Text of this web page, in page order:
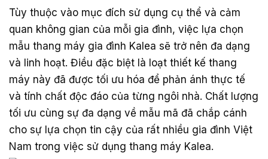
Tùy thuộc vào mục đích sử dụng cụ thể và cảm
quan không gian của mỗi gia đình, việc lựa chọn
mẫu thang máy gia đình Kalea sẽ trở nên đa dạng
và linh hoạt. Điều đặc biệt là loạt thiết kế thang
máy này đã được tối ưu hóa để phản ánh thực tế
và tính chất độc đáo của từng ngôi nhà. Chất lượng
tối ưu cùng sự đa dạng về mẫu mã đã chắp cánh
cho sự lựa chọn tin cậy của rất nhiều gia đình Việt
Nam trong việc sử dụng thang máy Kalea.